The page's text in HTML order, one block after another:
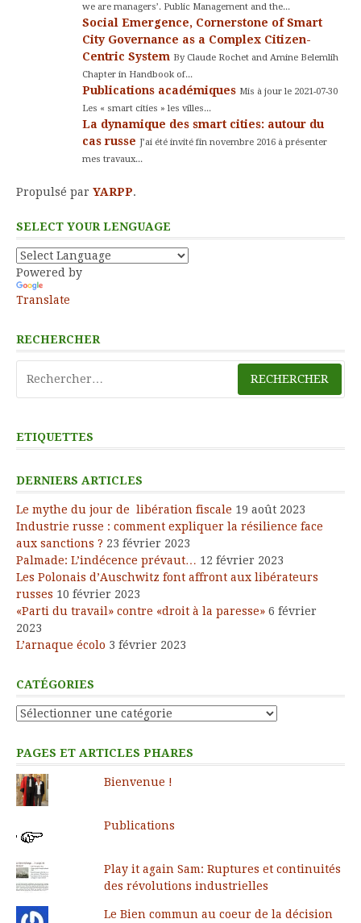
we are managers’. Public Management and the...
Social Emergence, Cornerstone of Smart
City Governance as a Complex Citizen-
Centric System By Claude Rochet and Amine Belemlih
Chapter in Handbook of...
Publications académiques Mis à jour le 2021-07-30
Les « smart cities » les villes...
La dynamique des smart cities: autour du
cas russe J’ai été invité fin novembre 2016 à présenter
mes travaux...
Propulsé par YARPP.
SELECT YOUR LENGUAGE
Powered by
Translate
RECHERCHER
ETIQUETTES
DERNIERS ARTICLES
Le mythe du jour de libération fiscale 19 août 2023
Industrie russe : comment expliquer la résilience face
aux sanctions ? 23 février 2023
Palmade: L’indécence prévaut… 12 février 2023
Les Polonais d’Auschwitz font affront aux libérateurs
russes 10 février 2023
«Parti du travail» contre «droit à la paresse» 6 février
2023
L’arnaque écolo 3 février 2023
CATÉGORIES
Catégories
PAGES ET ARTICLES PHARES
Bienvenue !
Publications
Play it again Sam: Ruptures et continuités
des révolutions industrielles
Le Bien commun au coeur de la décision